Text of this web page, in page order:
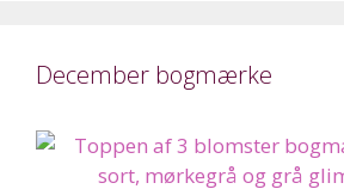
December bogmærke